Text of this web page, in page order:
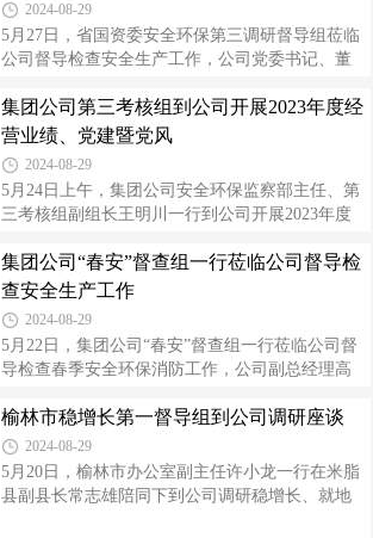
产销、物流运输及大检修期间产量产值影响情
况。双方就如何应对外部严峻的市场经济形势，
在保障安全环保的前提下全力提质增效释放产
能，推动建设智能化、数字化等方面进行了交
流。李明充分肯定了企业多年来助力米脂县域经
济
2024-08-29
5月27日，省国资委安全环保第三调研督导组莅临
公司督导检查安全生产工作，公司党委书记、董
保、生产、电气、技术等专业相关人员陪同。随
行专家分四个检查小组先后深入烧碱分厂、聚氯
乙烯分厂、储运分厂等装置区，重点查看了重大
危险源风险防控、特殊危险作业风险管控、消防
安全管理和应急物资储备等，同时对安全生产和
消防安全治本攻坚三年行动开展情况、重大事故
隐患排查整治等安全管理档案资料进行了全面细
致的检查。反馈会上，高万升围绕学习贯彻落实
习近平总书记关于安全生产重要指示批示精
集团公司第三考核组到公司开展2023年度经
营业绩、党建暨党风
2024-08-29
5月24日上午，集团公司安全环保监察部主任、第
三考核组副组长王明川一行到公司开展2023年度
并进行“春安”督查，现场考核会由集团公司资本运
营部副主任涂春民主持。公司党委书记、董事
长、总经理高万升等领导班子成员，中层干部和
职工代表60余人参加。现场考核会上，王明川作
动员讲话，回顾了集团公司2023年生产经营情况
和取得的新成绩，就做好本次考核提出三点要
求。一是深刻认识年度考核的重要意义。年度考
核是集团全面衡量各企业党建工作、生产经营、
项目建设、内部管理等各方面工作成效的重
集团公司“春安”督查组一行莅临公司督导检
查安全生产工作
2024-08-29
5月22日，集团公司“春安”督查组一行莅临公司督
导检查春季安全环保消防工作，公司副总经理高
分厂负责人及相关人员陪同检查。督查组一行先
后深入PVC分厂、烧碱分厂、消防控制室等重点
区域，围绕安全管理制度建设、安全培训教育、
生产设备、消防设施运行情况、隐患排查治理，
榆林市稳增长第一督导组到公司调研座谈
2024-08-29
5月20日，榆林市办公室副主任许小龙一行在米脂
县副县长常志雄陪同下到公司调研稳增长、就地